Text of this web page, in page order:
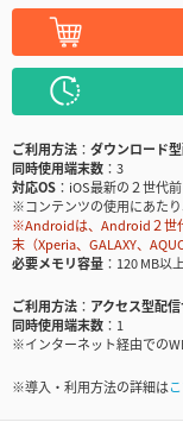
ご利用方法
ダウンロード
同時使用端末数
3
対応OS
iOS最新の２世代
※コンテンツの使用にあた
※Androidは、Android２世
末（Xperia、GALAXY、
必要メモリ容量
120 MB以上
ご利用方法
アクセス型配
同時使用端末数
1
※インターネット経由での
※導入・利用方法の詳細は